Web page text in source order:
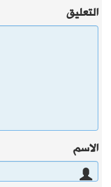
التعليق
الاسم